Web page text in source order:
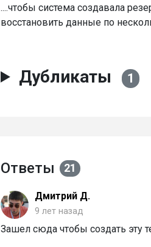
....чтобы система создавала
восстановить данные по
Дубликаты 1
Ответы 21
Дмитрий Д.
9 лет назад
Зашел сюда чтобы создать эту